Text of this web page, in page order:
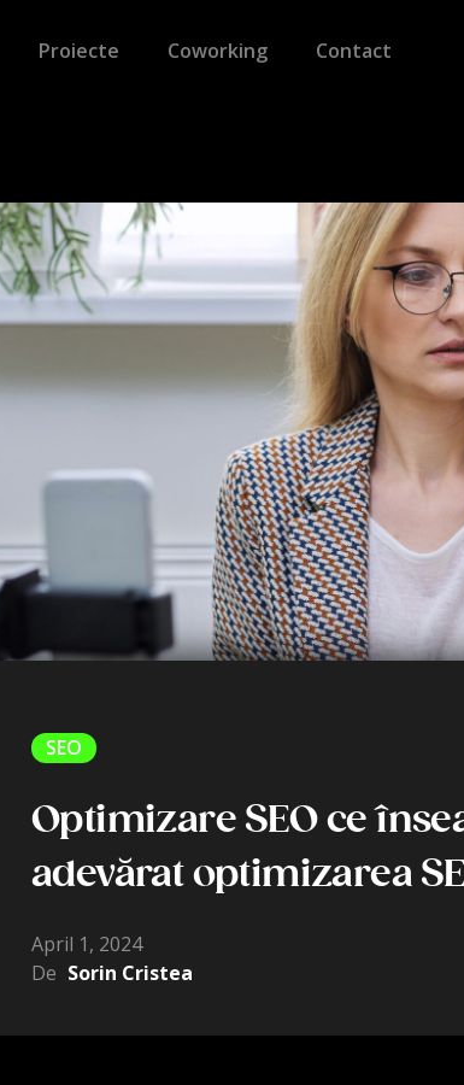
Proiecte Coworking Contact
SEO
Optimizare SEO ce
adevărat optimizarea
April 1, 2024
De Sorin Cristea